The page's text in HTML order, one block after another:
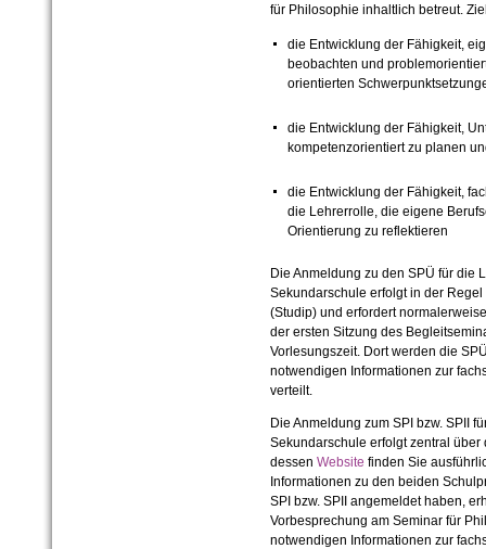
für Philosophie inhaltlich betreut.
die Entwicklung der Fähigkeit,
beobachten und
orientierten
die Entwicklung der Fähigkeit,
kompetenzorientiert zu planen
die Entwicklung der Fähigkeit,
die Lehrerrolle, die eigene
Orientierung zu reflektieren
Die Anmeldung zu den SPÜ für die
Sekundarschule erfolgt in der
(Studip) und erfordert
der ersten Sitzung des
Vorlesungszeit. Dort werden die
notwendigen Informationen zur
verteilt.
Die Anmeldung zum SPI bzw. SPII
Sekundarschule erfolgt zentral über
dessen Website finden Sie
Informationen zu den beiden
SPI bzw. SPII angemeldet haben,
Vorbesprechung am Seminar für
notwendigen Informationen zur